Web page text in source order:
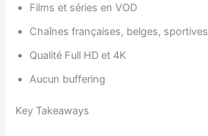
Films et séries en VOD
Chaînes françaises, belges, sportives
Qualité Full HD et 4K
Aucun buffering
Key Takeaways